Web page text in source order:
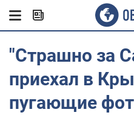
"Страшно за
приехал в
пугающие